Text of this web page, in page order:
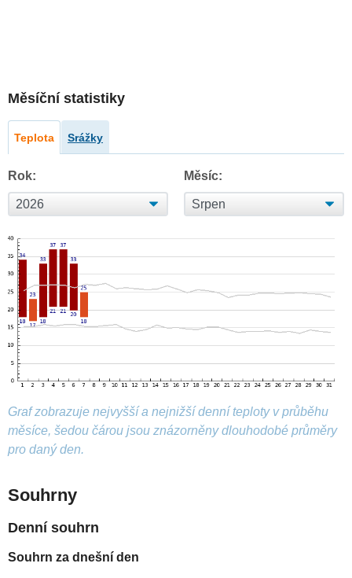
Měsíční statistiky
Teplota Srážky
Rok: Měsíc:
Graf zobrazuje nejvyšší a nejnižší denní teploty v průběhu
měsíce, šedou čárou jsou znázorněny dlouhodobé průměry
pro daný den.
Souhrny
Denní souhrn
Souhrn za dnešní den